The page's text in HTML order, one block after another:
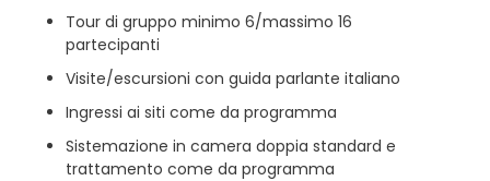
Tour di gruppo minimo 6/massimo 16
partecipanti
Visite/escursioni con guida parlante italiano
Ingressi ai siti come da programma
Sistemazione in camera doppia standard e
trattamento come da programma